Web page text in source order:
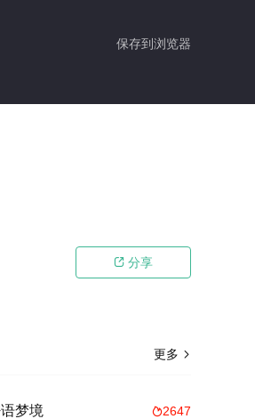
保存到浏览器
 分享
更多 
2647
梦境